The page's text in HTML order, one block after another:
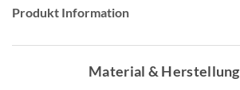
Produkt Information
Material & Herstellung